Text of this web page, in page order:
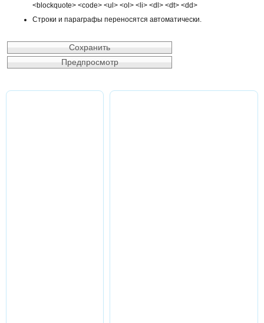
<blockquote> <code> <ul> <ol> <li> <dl> <dt> <dd>
Строки и параграфы переносятся автоматически.